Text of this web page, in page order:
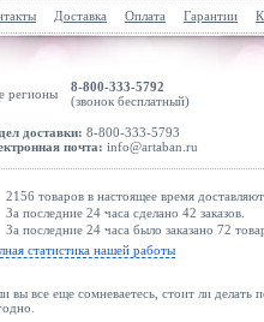
Доставка Оплата Гарантии
регионы
8-800-333-5792
(звонок бесплатный)
доставки: 8-800-333-5793
почта: info@artaban.ru
2156 товаров в настоящее время
За последние 24 часа сделано 42 заказов.
За последние 24 часа было заказано 72
статистика нашей работы
вы все еще сомневаетесь, стоит ли делать